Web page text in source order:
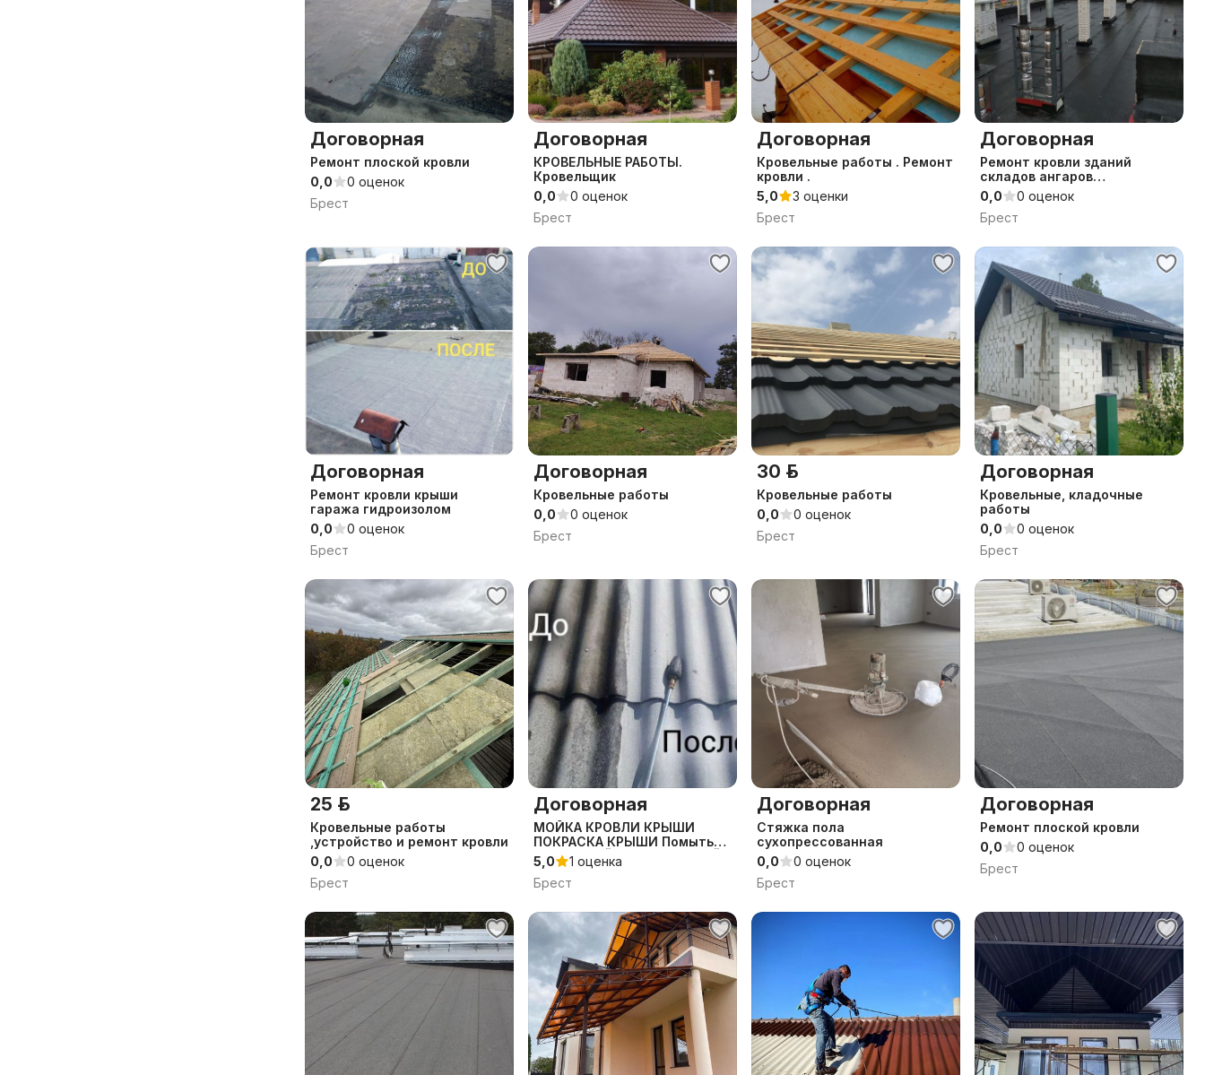
Договорная
Ремонт плоской кровли
0,0
0 оценок
Брест
Договорная
КРОВЕЛЬНЫЕ РАБОТЫ.
Кровельщик
0,0
0 оценок
Брест
Договорная
Кровельные работы . Ремонт
кровли .
5,0
3 оценки
Брест
Договорная
Ремонт кровли зданий
складов ангаров
гидроизолом
0,0
0 оценок
Брест
Договорная
Ремонт кровли крыши
гаража гидроизолом
0,0
0 оценок
Брест
Договорная
Кровельные работы
0,0
0 оценок
Брест
30 р.
Кровельные работы
0,0
0 оценок
Брест
Договорная
Кровельные, кладочные
работы
0,0
0 оценок
Брест
25 р.
Кровельные работы
,устройство и ремонт кровли
0,0
0 оценок
Брест
Договорная
МОЙКА КРОВЛИ КРЫШИ
ПОКРАСКА КРЫШИ Помыть
шифер МОЙКА ТРОТУАРНОЙ
ПЛИТКИ Мойка крыш
Покраска крыш
5,0
1 оценка
Брест
Договорная
Стяжка пола
сухопрессованная
0,0
0 оценок
Брест
Договорная
Ремонт плоской кровли
0,0
0 оценок
Брест